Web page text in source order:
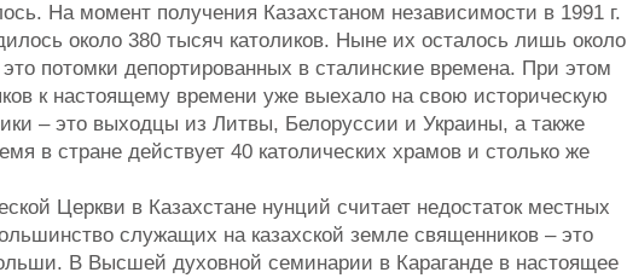
На момент получения Казахстаном независимости в 1991 г.
около 380 тысяч католиков. Ныне их осталось лишь около
потомки депортированных в сталинские времена. При этом
к настоящему времени уже выехало на свою историческую
– это выходцы из Литвы, Белоруссии и Украины, а также
в стране действует 40 католических храмов и столько же
Церкви в Казахстане нунций считает недостаток местных
служащих на казахской земле священников – это
В Высшей духовной семинарии в Караганде в настоящее